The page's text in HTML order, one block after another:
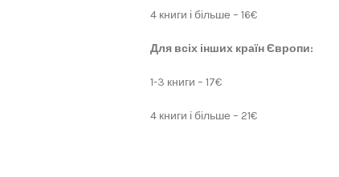
4 книги і більше – 16€
Для всіх інших країн Європи:
1-3 книги – 17€
4 книги і більше – 21€